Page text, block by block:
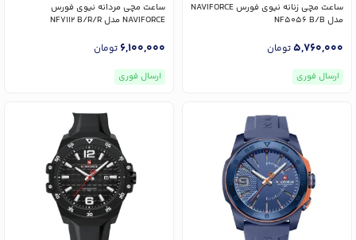
ساعت مچی زنانه نیوی فورس NAVIFORCE
مدل NF5056 B/B
5,760,000تومان
ارسال فوری
ساعت مچی مردانه نیوی فورس
NAVIFORCE مدل NF7112 B/R/R
6,100,000 تومان
ارسال فوری